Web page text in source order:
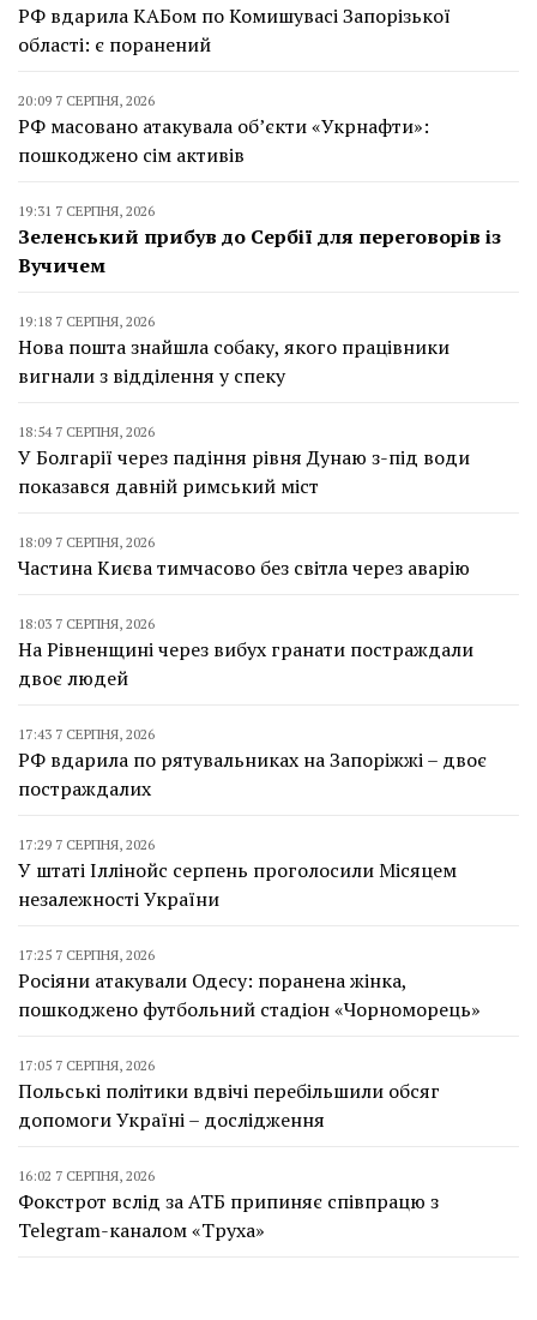
РФ вдарила КАБом по Комишувасі Запорізької
області: є поранений
20:09 7 СЕРПНЯ, 2026
РФ масовано атакувала об’єкти «Укрнафти»:
пошкоджено сім активів
19:31 7 СЕРПНЯ, 2026
Зеленський прибув до Сербії для переговорів із
Вучичем
19:18 7 СЕРПНЯ, 2026
Нова пошта знайшла собаку, якого працівники
вигнали з відділення у спеку
18:54 7 СЕРПНЯ, 2026
У Болгарії через падіння рівня Дунаю з-під води
показався давній римський міст
18:09 7 СЕРПНЯ, 2026
Частина Києва тимчасово без світла через аварію
18:03 7 СЕРПНЯ, 2026
На Рівненщині через вибух гранати постраждали
двоє людей
17:43 7 СЕРПНЯ, 2026
РФ вдарила по рятувальниках на Запоріжжі – двоє
постраждалих
17:29 7 СЕРПНЯ, 2026
У штаті Іллінойс серпень проголосили Місяцем
незалежності України
17:25 7 СЕРПНЯ, 2026
Росіяни атакували Одесу: поранена жінка,
пошкоджено футбольний стадіон «Чорноморець»
17:05 7 СЕРПНЯ, 2026
Польські політики вдвічі перебільшили обсяг
допомоги Україні – дослідження
16:02 7 СЕРПНЯ, 2026
Фокстрот вслід за АТБ припиняє співпрацю з
Telegram-каналом «Труха»